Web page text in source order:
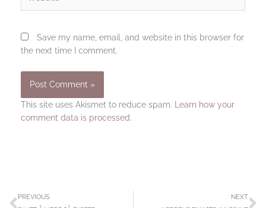
Save my name, email, and website in this browser for
the next time I comment.
This site uses Akismet to reduce spam.
Learn how your
comment data is processed.
Prev
PREVIOUS NEXT